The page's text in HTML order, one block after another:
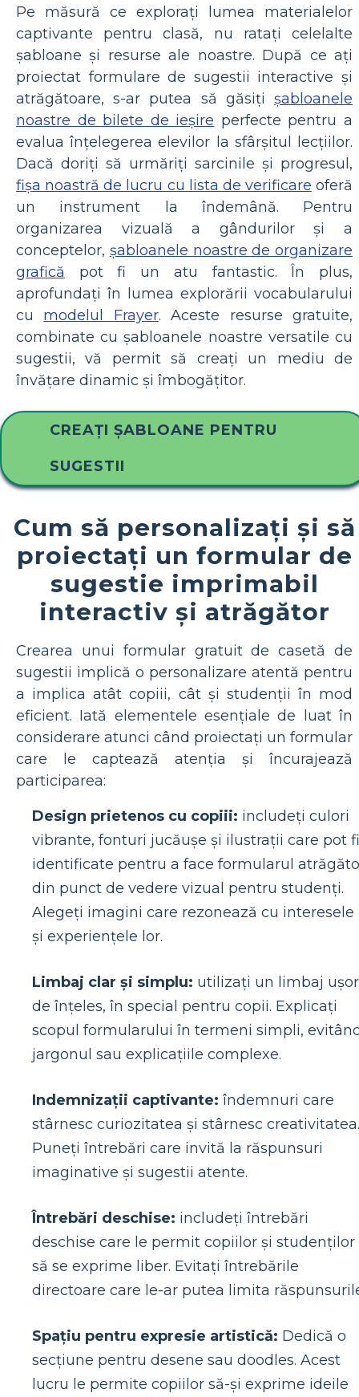
Pe măsură ce explorați lumea materialelor
captivante pentru clasă, nu ratați celelalte
șabloane și resurse ale noastre. După ce ați
proiectat formulare de sugestii interactive și
atrăgătoare, s-ar putea să găsiți șabloanele
noastre de bilete de ieșire perfecte pentru a
evalua înțelegerea elevilor la sfârșitul lecțiilor.
Dacă doriți să urmăriți sarcinile și progresul,
fișa noastră de lucru cu lista de verificare oferă
un instrument la îndemână. Pentru
organizarea vizuală a gândurilor și a
conceptelor, șabloanele noastre de organizare
grafică pot fi un atu fantastic. În plus,
aprofundați în lumea explorării vocabularului
cu modelul Frayer. Aceste resurse gratuite,
combinate cu șabloanele noastre versatile cu
sugestii, vă permit să creați un mediu de
învățare dinamic și îmbogățitor.
CREAȚI ȘABLOANE PENTRU
SUGESTII
Cum să personalizați și să
proiectați un formular de
sugestie imprimabil
interactiv și atrăgător
Crearea unui formular gratuit de casetă de
sugestii implică o personalizare atentă pentru
a implica atât copiii, cât și studenții în mod
eficient. Iată elementele esențiale de luat în
considerare atunci când proiectați un formular
care le captează atenția și încurajează
participarea:
Design prietenos cu copiii: includeți culori
vibrante, fonturi jucăușe și ilustrații care pot fi
identificate pentru a face formularul
din punct de vedere vizual pentru studenți.
Alegeți imagini care rezonează cu interesele
și experiențele lor.
Limbaj clar și simplu: utilizați un limbaj ușor
de înțeles, în special pentru copii. Explicați
scopul formularului în termeni simpli,
jargonul sau explicațiile complexe.
Indemnizații captivante: îndemnuri care
stârnesc curiozitatea și stârnesc creativitatea.
Puneți întrebări care invită la răspunsuri
imaginative și sugestii atente.
Întrebări deschise: includeți întrebări
deschise care le permit copiilor și studenților
să se exprime liber. Evitați întrebările
directoare care le-ar putea limita
Spațiu pentru expresie artistică: Dedică o
secțiune pentru desene sau doodles. Acest
lucru le permite copiilor să-și exprime ideile